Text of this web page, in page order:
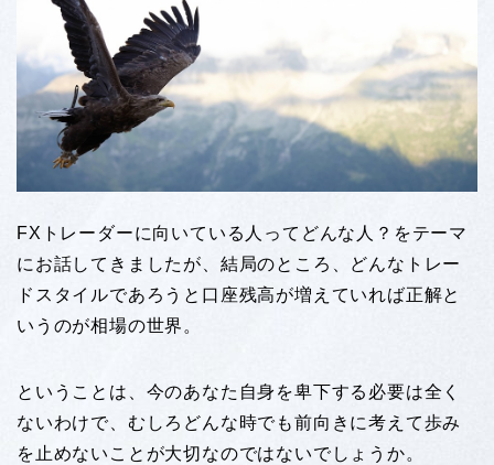
FXトレーダーに向いている人ってどんな人？をテーマ
にお話してきましたが、結局のところ、どんなトレー
ドスタイルであろうと口座残高が増えていれば正解と
いうのが相場の世界。
ということは、今のあなた自身を卑下する必要は全く
ないわけで、むしろどんな時でも前向きに考えて歩み
を止めないことが大切なのではないでしょうか。